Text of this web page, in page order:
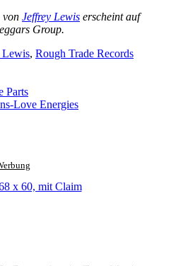
von Jeffrey Lewis erscheint auf
Group.
Lewis, Rough Trade Records
Parts
Love Energies